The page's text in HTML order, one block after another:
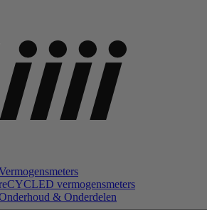
CYCLED vermogensmeters
& Onderdelen